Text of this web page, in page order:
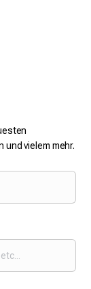
vielem mehr.